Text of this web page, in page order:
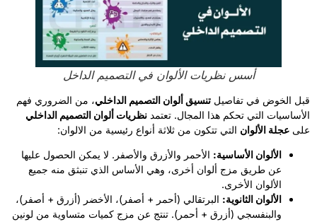
أسس نظريات الألوان في التصميم الداخل
قبل الخوض في تفاصيل تنسيق ألوان التصميم الداخلي، من الضروري فهم
الأساسيات التي تحكم هذا المجال. تعتمد نظريات ألوان التصميم الداخلي
على عجلة الألوان التي تتكون من ثلاثة أنواع رئيسية من الالوان:
الألوان الأساسية: الأحمر والأزرق والأصفر. لا يمكن الحصول عليها
عن طريق مزج ألوان أخرى، وهي الأساس الذي تنبثق منه جميع
الألوان الأخرى.
الألوان الثانوية: البرتقالي (أحمر + أصفر)، الأخضر (أزرق + أصفر)،
والبنفسجي (أزرق + أحمر). تنتج عن مزج كميات متساوية من لونين